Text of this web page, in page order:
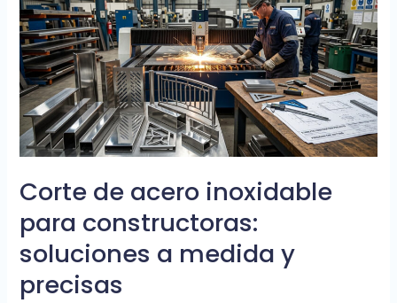
Corte de acero inoxidable
para constructoras:
soluciones a medida y
precisas
acero
inoxidable
para
constructoras:
soluciones
a
medida
precisas